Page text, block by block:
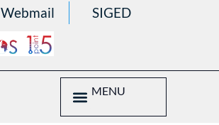
Webmail SIGED
MENU